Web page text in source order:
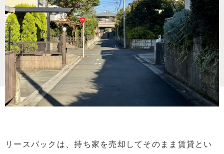
リースバックは、持ち家を売却してそのまま賃貸とい